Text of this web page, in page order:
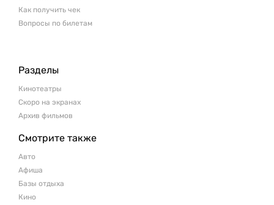
Как получить чек
Вопросы по билетам
Разделы
Кинотеатры
Скоро на экранах
Архив фильмов
Смотрите также
Авто
Афиша
Базы отдыха
Кино